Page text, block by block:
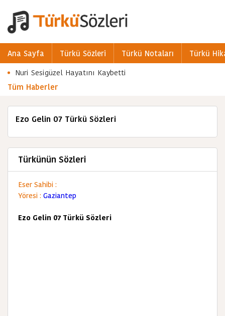
Ana Sayfa Türkü Sözleri Türkü Notaları
Türkü
Nuri Sesigüzel Hayatını Kaybetti
Tüm Haberler
Ezo Gelin 07 Türkü Sözleri
Türkünün Sözleri
Eser Sahibi :
Yöresi : Gaziantep
Ezo Gelin 07 Türkü Sözleri